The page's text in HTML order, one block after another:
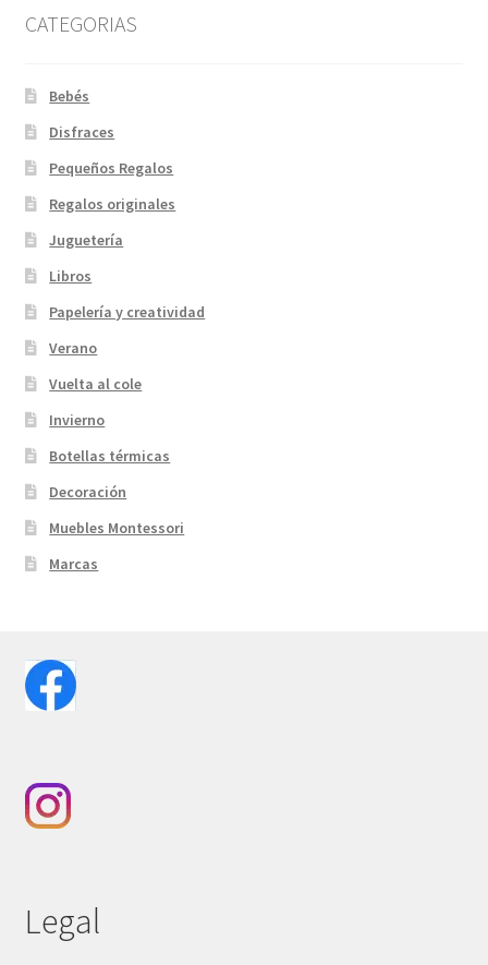
CATEGORIAS
Bebés
Disfraces
Pequeños Regalos
Regalos originales
Juguetería
Libros
Papelería y creatividad
Verano
Vuelta al cole
Invierno
Botellas térmicas
Decoración
Muebles Montessori
Marcas
Legal